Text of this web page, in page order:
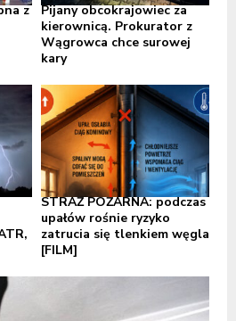
z
Pijany obcokrajowiec za
kierownicą. Prokurator z
Wągrowca chce surowej
kary
STRAŻ POŻARNA: podczas
upałów rośnie ryzyko
zatrucia się tlenkiem węgla
[FILM]